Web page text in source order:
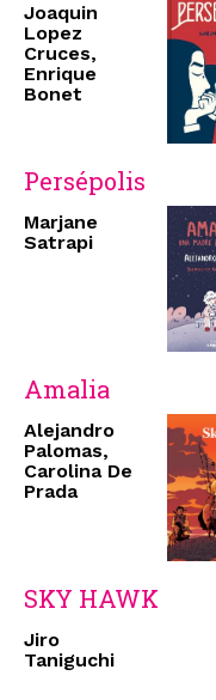
Joaquin
Lopez
Cruces,
Enrique
Bonet
Persépolis
Marjane
Satrapi
Amalia
Alejandro
Palomas,
Carolina De
Prada
SKY HAWK
Jiro
Taniguchi